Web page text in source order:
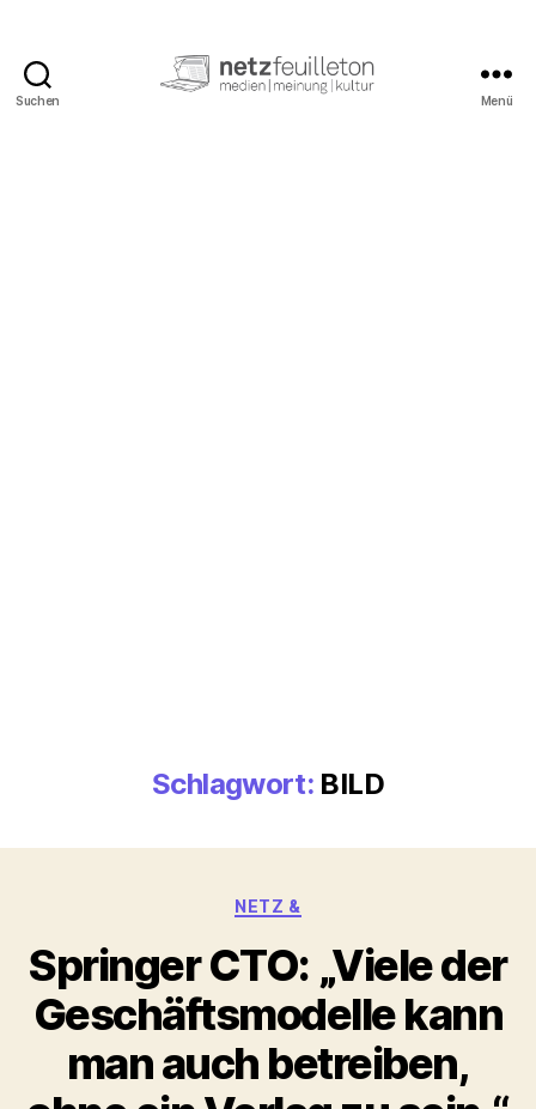
Suchen Menü
Schlagwort: BILD
Kategorien
NETZ &
Springer CTO: „Viele der
Geschäftsmodelle kann
man auch betreiben,